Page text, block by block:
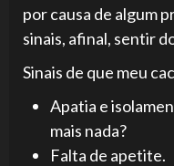
por causa de algum
sinais, afinal, sentir
Sinais de que meu
Apatia e
mais nada?
Falta de apetite.